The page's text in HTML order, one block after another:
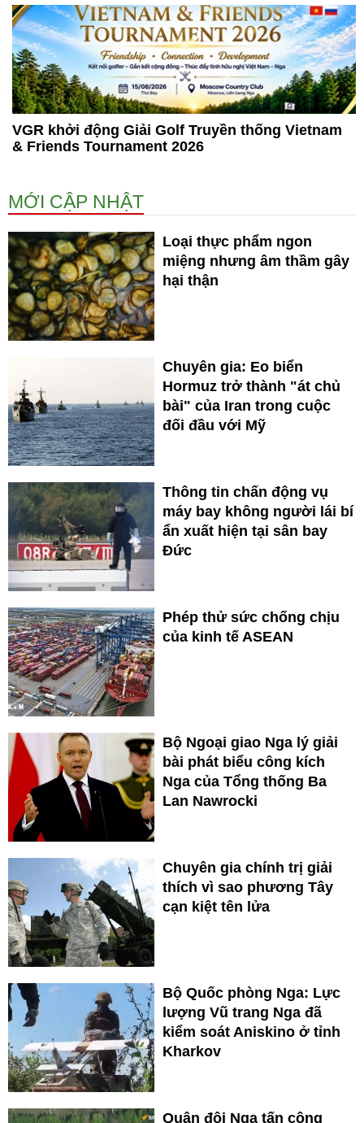
VGR khởi động Giải Golf Truyền thống Vietnam
& Friends Tournament 2026
MỚI CẬP NHẬT
Loại thực phẩm ngon
miệng nhưng âm thầm gây
hại thận
Chuyên gia: Eo biển
Hormuz trở thành "át chủ
bài" của Iran trong cuộc
đối đầu với Mỹ
Thông tin chấn động vụ
máy bay không người lái bí
ẩn xuất hiện tại sân bay
Đức
Phép thử sức chống chịu
của kinh tế ASEAN
Bộ Ngoại giao Nga lý giải
bài phát biểu công kích
Nga của Tổng thống Ba
Lan Nawrocki
Chuyên gia chính trị giải
thích vì sao phương Tây
cạn kiệt tên lửa
Bộ Quốc phòng Nga: Lực
lượng Vũ trang Nga đã
kiểm soát Aniskino ở tỉnh
Kharkov
Quân đội Nga tấn công